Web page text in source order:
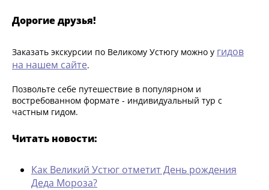
Дорогие друзья!
Заказать экскурсии по Великому Устюгу можно у гидов
на нашем сайте.
Позвольте себе путешествие в популярном и
востребованном формате - индивидуальный тур с
частным гидом.
Читать новости:
Как Великий Устюг отметит День рождения
Деда Мороза?